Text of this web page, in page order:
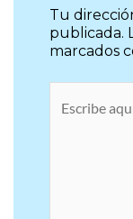
Tu
publicada.
marcados